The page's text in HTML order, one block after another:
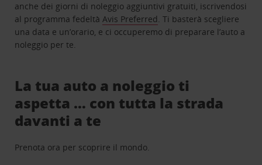
anche dei giorni di noleggio aggiuntivi gratuiti, iscrivendosi
al programma fedeltàAvis Preferred. Ti basterà scegliere
una data e un’orario, e ci occuperemo di preparare l’auto a
noleggio per te.
La tua auto a noleggio ti
aspetta … con tutta la strada
davanti a te
Prenota ora per scoprire il mondo.